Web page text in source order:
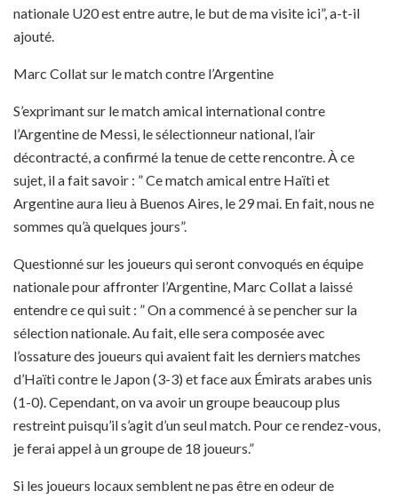
nationale U20 est entre autre, le but de ma visite ici”, a-t-il
ajouté.
Marc Collat sur le match contre l’Argentine
S’exprimant sur le match amical international contre
l’Argentine de Messi, le sélectionneur national, l’air
décontracté, a confirmé la tenue de cette rencontre. À ce
sujet, il a fait savoir : ” Ce match amical entre Haïti et
Argentine aura lieu à Buenos Aires, le 29 mai. En fait, nous ne
sommes qu’à quelques jours”.
Questionné sur les joueurs qui seront convoqués en équipe
nationale pour affronter l’Argentine, Marc Collat a laissé
entendre ce qui suit : ” On a commencé à se pencher sur la
sélection nationale. Au fait, elle sera composée avec
l’ossature des joueurs qui avaient fait les derniers matches
d’Haïti contre le Japon (3-3) et face aux Émirats arabes unis
(1-0). Cependant, on va avoir un groupe beaucoup plus
restreint puisqu’il s’agit d’un seul match. Pour ce rendez-vous,
je ferai appel à un groupe de 18 joueurs.”
Si les joueurs locaux semblent ne pas être en odeur de